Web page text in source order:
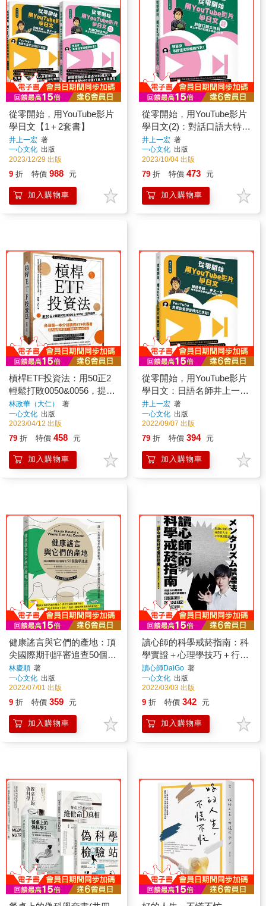
從零開始，用YouTube影片
學日文【1＋2套書】
井上一宏 著
一心文化 出版
2023/12/29 出版
9 折 特價 988 元
加入購物車
從零開始，用YouTube影片
學日文(2)：對話口語大特
訓，井上老師的12堂免費線
上課程
井上一宏 著
一心文化 出版
2023/10/04 出版
79 折 特價 473 元
加入購物車
槓桿ETF投資法：用50正2
輕鬆打敗0050&0056，提早
退休
林政華（大仁）
著
一心文化 出版
2023/04/12 出版
79 折 特價 458 元
加入購物車
從零開始，用YouTube影片
學日文：日語名師井上一宏
為零基礎自學者設計的22堂
線上影音課
井上一宏 著
一心文化 出版
2022/09/07 出版
79 折 特價 394 元
加入購物車
健康謠言與它們的產地：頂
尖國際期刊評審追查50個醫
學迷思
林慶順 著
一心文化 出版
2022/07/01 出版
9 折 特價 359 元
加入購物車
讀心師的科學戒菸指南：科
學實證＋心理學技巧＋行為
療法
讀心師DaiGo 著
一心文化 出版
2022/03/03 出版
9 折 特價 342 元
加入購物車